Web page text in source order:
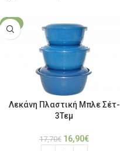
-5%
Λεκάνη Πλαστική Μπλε Σέτ-
3Τεμ
17,70€ 16,90€